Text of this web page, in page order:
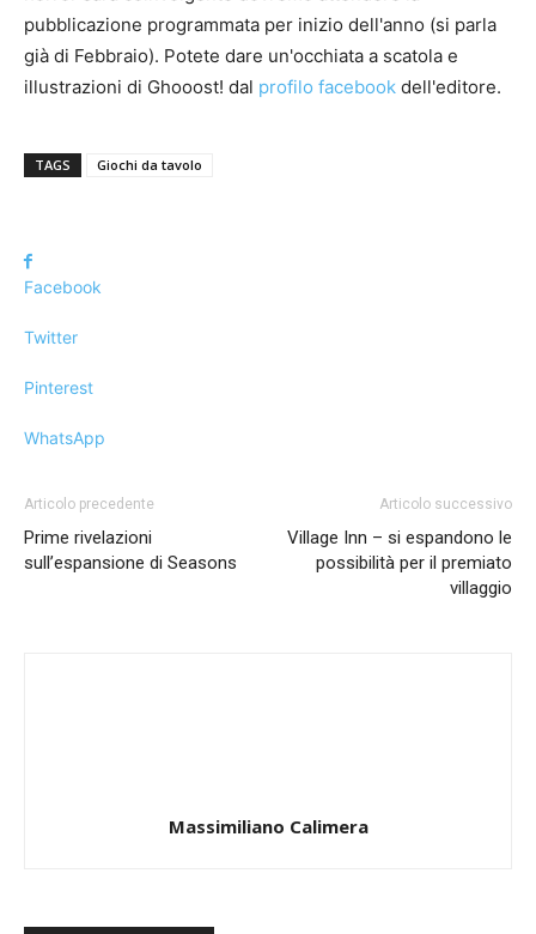
pubblicazione programmata per inizio dell'anno (si parla
già di Febbraio). Potete dare un'occhiata a scatola e
illustrazioni di Ghooost! dal profilo facebook dell'editore.
TAGS Giochi da tavolo
Facebook
Twitter
Pinterest
WhatsApp
Articolo precedente
Prime rivelazioni
sull’espansione di Seasons
Articolo successivo
Village Inn – si espandono le
possibilità per il premiato
villaggio
Massimiliano Calimera